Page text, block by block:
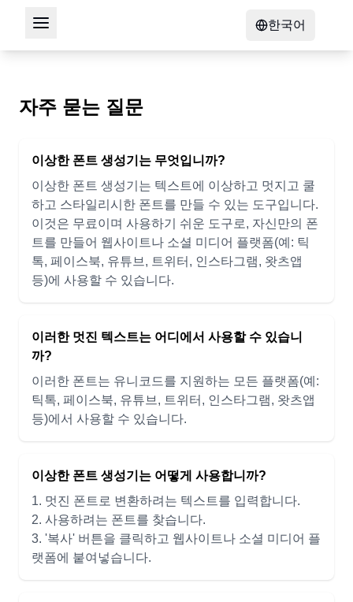
한국어
자주 묻는 질문
이상한 폰트 생성기는 무엇입니까?
이상한 폰트 생성기는 텍스트에 이상하고 멋지고 쿨
하고 스타일리시한 폰트를 만들 수 있는 도구입니다.
이것은 무료이며 사용하기 쉬운 도구로, 자신만의 폰
트를 만들어 웹사이트나 소셜 미디어 플랫폼(예: 틱
톡, 페이스북, 유튜브, 트위터, 인스타그램, 왓츠앱
등)에 사용할 수 있습니다.
이러한 멋진 텍스트는 어디에서 사용할 수 있습니
까?
이러한 폰트는 유니코드를 지원하는 모든 플랫폼(예:
틱톡, 페이스북, 유튜브, 트위터, 인스타그램, 왓츠앱
등)에서 사용할 수 있습니다.
이상한 폰트 생성기는 어떻게 사용합니까?
1. 멋진 폰트로 변환하려는 텍스트를 입력합니다.
2. 사용하려는 폰트를 찾습니다.
3. '복사' 버튼을 클릭하고 웹사이트나 소셜 미디어 플
랫폼에 붙여넣습니다.